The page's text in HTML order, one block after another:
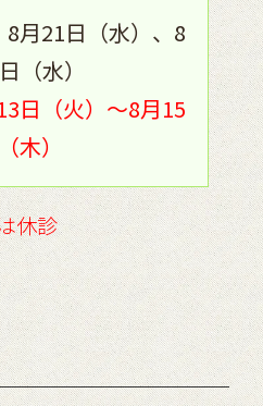
月21日（水）、8
（水）
日（火）～8月15
木）
休診